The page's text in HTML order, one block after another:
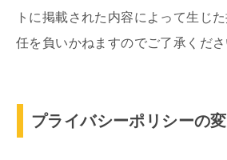
トに掲載された内容によって生じ
任を負いかねますのでご了承くださ
プライバシーポリシーの